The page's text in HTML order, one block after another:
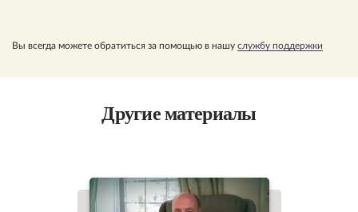
Вы всегда можете обратиться за помощью в нашу службу поддержки
Другие материалы